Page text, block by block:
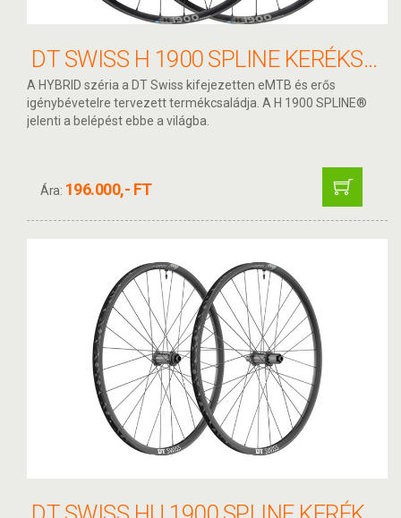
DT SWISS H 1900 SPLINE KERÉKSZETT 29" 15/110 - 12/148 MICROSPLINE LN 30MM
A HYBRID széria a DT Swiss kifejezetten eMTB és erős
igénybévetelre tervezett termékcsaládja. A H 1900 SPLINE®
jelenti a belépést ebbe a világba.
Ára: 196.000,- FT